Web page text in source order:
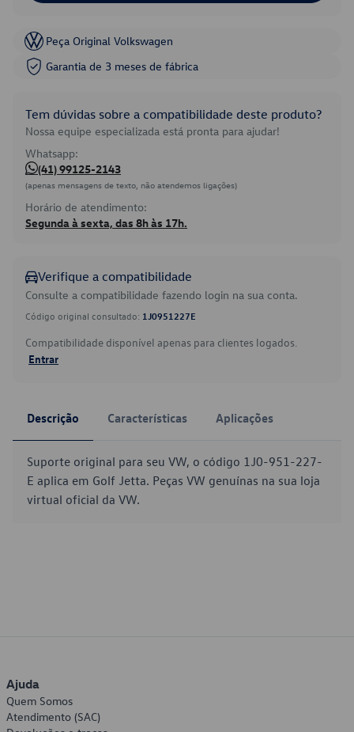
Peça Original Volkswagen
Garantia de 3 meses de fábrica
Tem dúvidas sobre a compatibilidade deste produto?
Nossa equipe especializada está pronta para ajudar!
Whatsapp:
(41) 99125-2143
(apenas mensagens de texto, não atendemos ligações)
Horário de atendimento:
Segunda à sexta, das 8h às 17h.
Verifique a compatibilidade
Consulte a compatibilidade fazendo login na sua conta.
Código original consultado: 1J0951227E
Compatibilidade disponível apenas para clientes logados.
Entrar
Descrição Características Aplicações
Suporte original para seu VW, o código 1J0-951-227-
E aplica em Golf Jetta. Peças VW genuínas na sua loja
virtual oficial da VW.
Ajuda
Quem Somos
Atendimento (SAC)